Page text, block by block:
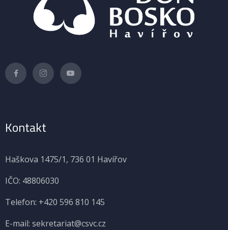
Kontakt
Haškova 1475/1, 736 01 Havířov
IČO: 48806030
Telefon: +420 596 810 145
E-mail: sekretariat@csvc.cz